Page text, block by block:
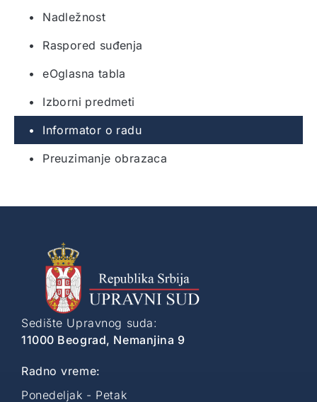
• Nadležnost
• Raspored suđenja
• eOglasna tabla
• Izborni predmeti
• Informator o radu
• Preuzimanje obrazaca
Sedište Upravnog suda:
11000 Beograd, Nemanjina 9
Radno vreme:
Ponedeljak - Petak